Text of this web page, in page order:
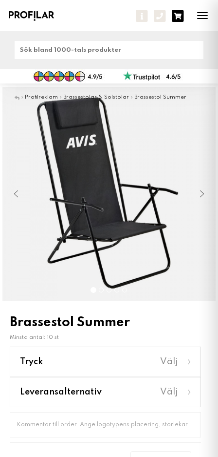
» Profilreklam » Brassestolar & Solstolar » Brassestol Summer
Brassestol Summer
Minsta antal: 10 st
Tryck Välj ›
Leveransalternativ Välj ›